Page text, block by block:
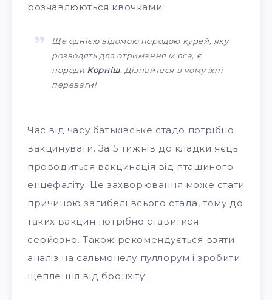
розчавлюються квочками.
Ще однією відомою породою курей, яку
розводять для отримання м’яса, є
породи Корніш. Дізнайтеся в чому їхні
переваги!
Час від часу батьківське стадо потрібно
вакцинувати. За 5 тижнів до кладки яєць
проводиться вакцинація від пташиного
енцефаліту. Це захворювання може стати
причиною загибелі всього стада, тому до
таких вакцин потрібно ставитися
серйозно. Також рекомендується взяти
аналіз на сальмонелу пуллорум і зробити
щеплення від бронхіту.